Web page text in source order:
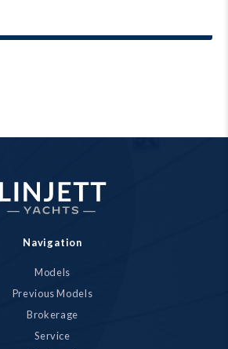
Navigation
Models
Previous Models
Brokerage
Service